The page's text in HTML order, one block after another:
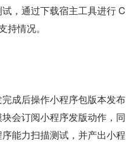
，通过下载宿主工具进行 C
情况。
成后操作小程序包版本发布
会订阅小程序发版动作，同
能力扫描测试，并产出小程